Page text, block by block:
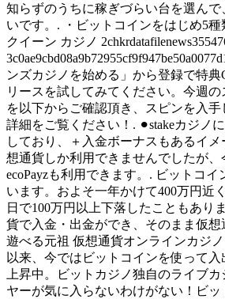
知らずのうちに稼ぎづらい台を選ん
いです。. ・ビットコインをはじめ5
クイーン カジノ
ンズカジノを始める」から登録で特典
リースを試してみてください。今週
を以下からご確認頂き、スピンを入
詳細をご覧ください！. ⚫︎stakeカジノ
しており、＋入金ボーナスもあるイ
想通貨しか利用できませんでしたが
ecoPayzも利用できます。. ビットコ
います。およそ一年かけて400万円近
日で100万円以上下落したこともあり
貨で入金・出金ができ、そのまま仮
遊べる元祖 仮想通貨オンラインカジ
以来、今ではビットコインを使って
上昇中。ビットカジノ独自のライブ
ヤーが気に入らないわけがない！ビッ